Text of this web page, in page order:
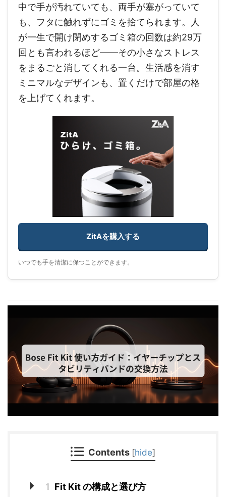
中で手が汚れていても、両手が塞がっていて
も、フタに触れずにゴミを捨てられます。人
が一生で開け閉めするゴミ箱の回数は約29万
回とも言われるほど——その小さなストレス
をまるごと消してくれる一台。生活感を消す
ミニマルなデザインも、置くだけで部屋の格
を上げてくれます。
ZitAを購入する
いつでも手を清潔に保つことができます。
Contents [hide]
1 Fit Kit の構成と選び方